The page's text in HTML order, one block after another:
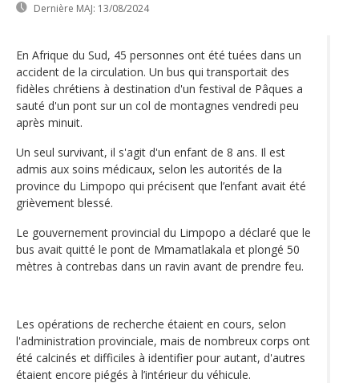
Dernière MAJ: 13/08/2024
En Afrique du Sud, 45 personnes ont été tuées dans un
accident de la circulation. Un bus qui transportait des
fidèles chrétiens à destination d'un festival de Pâques a
sauté d'un pont sur un col de montagnes vendredi peu
après minuit.
Un seul survivant, il s'agit d'un enfant de 8 ans. Il est
admis aux soins médicaux, selon les autorités de la
province du Limpopo qui précisent que l’enfant avait été
grièvement blessé.
Le gouvernement provincial du Limpopo a déclaré que le
bus avait quitté le pont de Mmamatlakala et plongé 50
mètres à contrebas dans un ravin avant de prendre feu.
Les opérations de recherche étaient en cours, selon
l'administration provinciale, mais de nombreux corps ont
été calcinés et difficiles à identifier pour autant, d'autres
étaient encore piégés à l’intérieur du véhicule.